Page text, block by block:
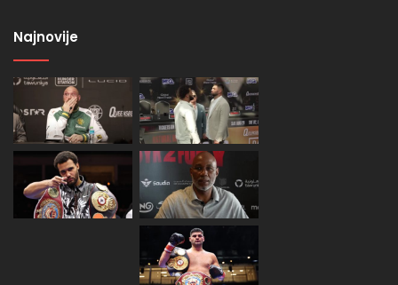
Najnovije